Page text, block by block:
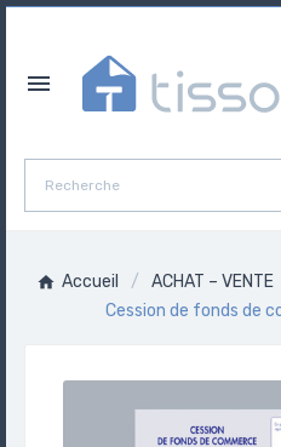

Accueil ACHAT – VENTE
Cession de fonds de